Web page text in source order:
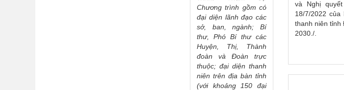
Chương trình gồm có
đại diện lãnh đạo các
sở, ban, ngành; Bí
thư, Phó Bí thư các
Huyện, Thị, Thành
đoàn và Đoàn trực
thuộc; đại diện thanh
niên trên địa bàn tỉnh
(với khoảng
150 đại
và Nghị
18/7/2022
thanh niên tỉnh
2030./.